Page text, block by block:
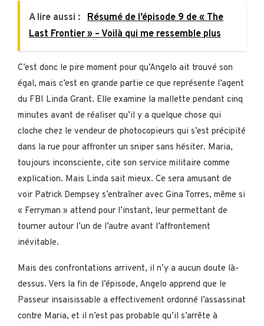
A lire aussi : Résumé de l’épisode 9 de « The
Last Frontier » – Voilà qui me ressemble plus
C’est donc le pire moment pour qu’Angelo ait trouvé son
égal, mais c’est en grande partie ce que représente l’agent
du FBI Linda Grant. Elle examine la mallette pendant cinq
minutes avant de réaliser qu’il y a quelque chose qui
cloche chez le vendeur de photocopieurs qui s’est précipité
dans la rue pour affronter un sniper sans hésiter. Maria,
toujours inconsciente, cite son service militaire comme
explication. Mais Linda sait mieux. Ce sera amusant de
voir Patrick Dempsey s’entraîner avec Gina Torres, même si
« Ferryman » attend pour l’instant, leur permettant de
tourner autour l’un de l’autre avant l’affrontement
inévitable.
Mais des confrontations arrivent, il n’y a aucun doute là-
dessus. Vers la fin de l’épisode, Angelo apprend que le
Passeur insaisissable a effectivement ordonné l’assassinat
contre Maria, et il n’est pas probable qu’il s’arrête à